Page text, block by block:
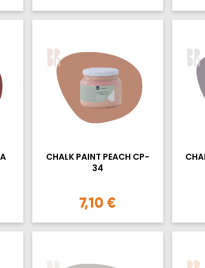
CHALK PAINT PEACH CP-
34
7,10 €